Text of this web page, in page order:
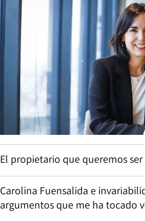
El propietario que queremos ser
Carolina Fuensalida e
argumentos que me ha tocado